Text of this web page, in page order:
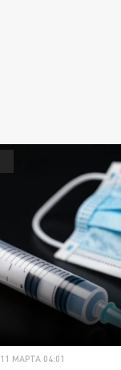
11 МАРТА 04:01